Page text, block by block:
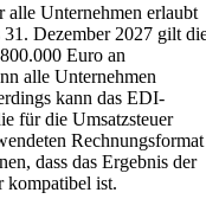
alle Unternehmen erlaubt
Dezember 2027 gilt
Euro an
alle Unternehmen
kann das EDI-
für die Umsatzsteuer
Rechnungsformat
dass das Ergebnis der
kompatibel ist.